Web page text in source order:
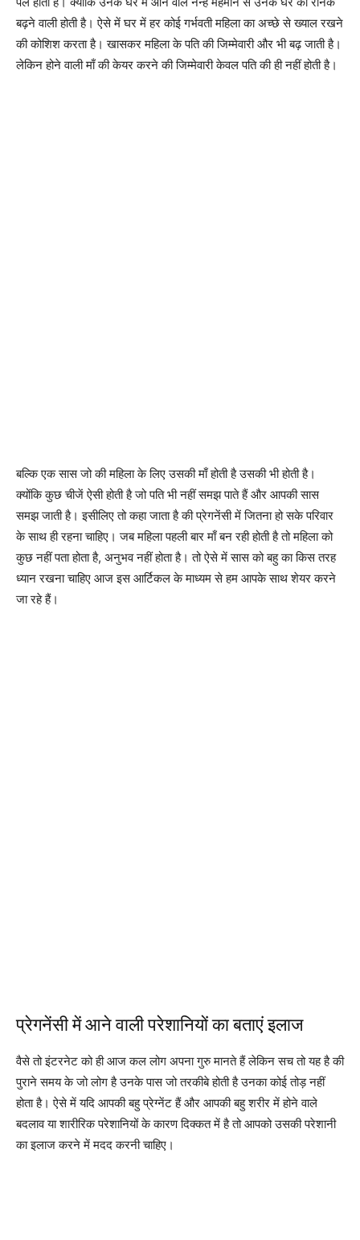
बढ़ने वाली होती है। ऐसे में घर में हर कोई गर्भवती महिला का अच्छे से ख्याल रखने
की कोशिश करता है। खासकर महिला के पति की जिम्मेवारी और भी बढ़ जाती है।
लेकिन होने वाली माँ की केयर करने की जिम्मेवारी केवल पति की ही नहीं होती है।
बल्कि एक सास जो की महिला के लिए उसकी माँ होती है उसकी भी होती है।
क्योंकि कुछ चीजें ऐसी होती है जो पति भी नहीं समझ पाते हैं और आपकी सास
समझ जाती है। इसीलिए तो कहा जाता है की प्रेगनेंसी में जितना हो सके परिवार
के साथ ही रहना चाहिए। जब महिला पहली बार माँ बन रही होती है तो महिला को
कुछ नहीं पता होता है, अनुभव नहीं होता है। तो ऐसे में सास को बहु का किस तरह
ध्यान रखना चाहिए आज इस आर्टिकल के माध्यम से हम आपके साथ शेयर करने
जा रहे हैं।
प्रेगनेंसी में आने वाली परेशानियों का बताएं इलाज
वैसे तो इंटरनेट को ही आज कल लोग अपना गुरु मानते हैं लेकिन सच तो यह है की
पुराने समय के जो लोग है उनके पास जो तरकीबे होती है उनका कोई तोड़ नहीं
होता है। ऐसे में यदि आपकी बहु प्रेग्नेंट हैं और आपकी बहु शरीर में होने वाले
बदलाव या शारीरिक परेशानियों के कारण दिक्कत में है तो आपको उसकी परेशानी
का इलाज करने में मदद करनी चाहिए।